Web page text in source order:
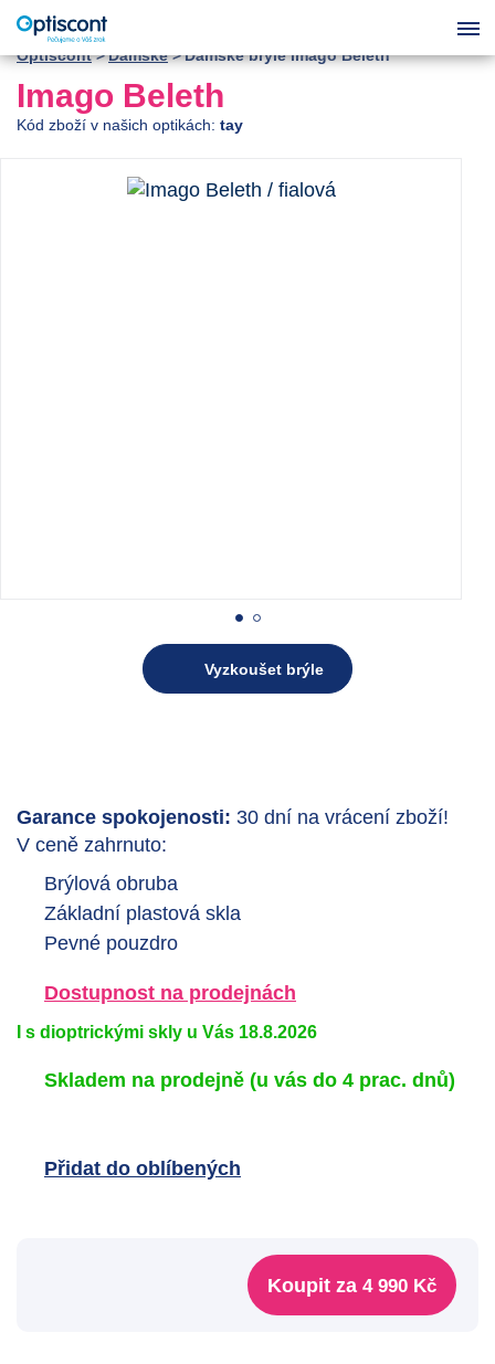
Optiscont Dámské Dámské brýle Imago Beleth
Imago Beleth
Kód zboží v našich optikách: tay
Vyzkoušet brýle
Garance spokojenosti: 30 dní na vrácení zboží!
V ceně zahrnuto:
Brýlová obruba
Základní plastová skla
Pevné pouzdro
Dostupnost na prodejnách
I s dioptrickými skly u Vás 18.8.2026
Skladem na prodejně (u vás do 4 prac. dnů)
Přidat do oblíbených
Koupit za 4 990 Kč